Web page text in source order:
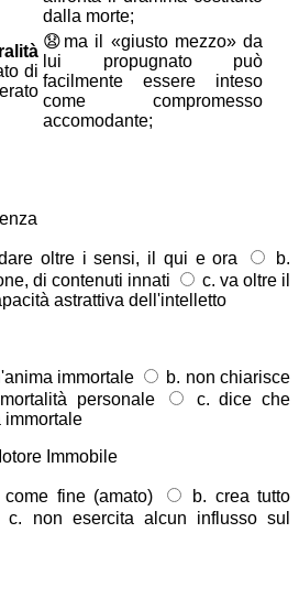
dalla morte;
di
😧 ma il «giusto mezzo» da
lui propugnato può
facilmente essere inteso
come compromesso
accomodante;
oltre i sensi, il qui e ora
b.
di contenuti innati
c. va oltre il
astrattiva dell'intelletto
immortale
b. non chiarisce
personale
c. dice che
immortale
Immobile
fine (amato)
b. crea tutto
c. non esercita alcun influsso sul